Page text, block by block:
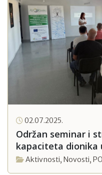
02.07.2025.
Održan seminar i
kapaciteta dionika
Aktivnosti, Novosti,